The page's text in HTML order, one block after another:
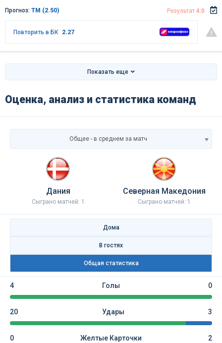
Прогноз: ТМ (2.50) Результат 4:0
Повторить в БК 2.27
Показать еще
Оценка, анализ и статистика команд
Дания
Сыграно матчей: 1
Общее - в среднем за матч
Северная Македония
Сыграно матчей: 1
Дома
В гостях
Общая статистика
4 Голы 0
20 Удары 3
0 Желтые Карточки 2